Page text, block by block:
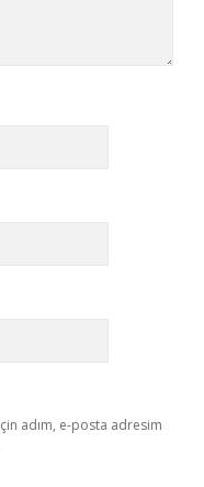
adım, e-posta adresim